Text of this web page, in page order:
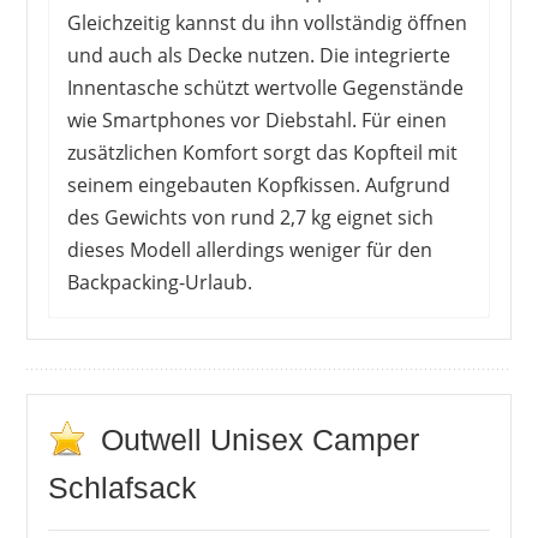
24,99 € *
Gleichzeitig kannst du ihn vollständig öffnen
und auch als Decke nutzen. Die integrierte
Innentasche schützt wertvolle Gegenstände
wie Smartphones vor Diebstahl. Für einen
zusätzlichen Komfort sorgt das Kopfteil mit
seinem eingebauten Kopfkissen. Aufgrund
des Gewichts von rund 2,7 kg eignet sich
dieses Modell allerdings weniger für den
Backpacking-Urlaub.
Eine überwiegende Mehrheit der NutzerInnen
ist mit diesem Modell mehr als zufrieden.
Sowohl das weiche Innenmaterial als auch die
Oberfläche werden als angenehm bezeichnet.
Dabei fällt nicht nur das modische Design ins
Gewicht, sondern auch die Tatsache, dass der
Schlafsack nicht raschelt. Das Kissen erscheint
Outwell Unisex Camper
Schlafsack